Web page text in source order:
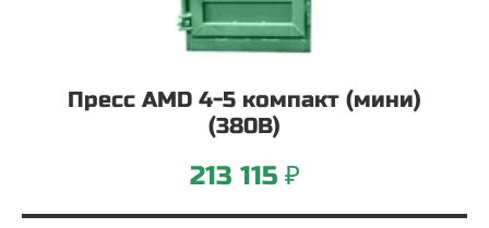
Пресс AMD 4-5 компакт (мини)
(380В)
213 115 ₽